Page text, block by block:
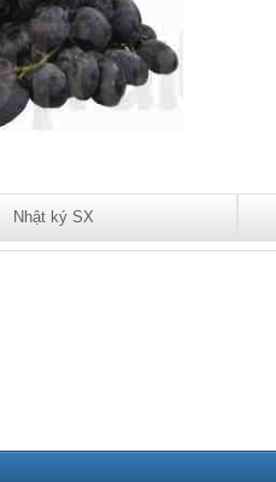
Nhật ký SX